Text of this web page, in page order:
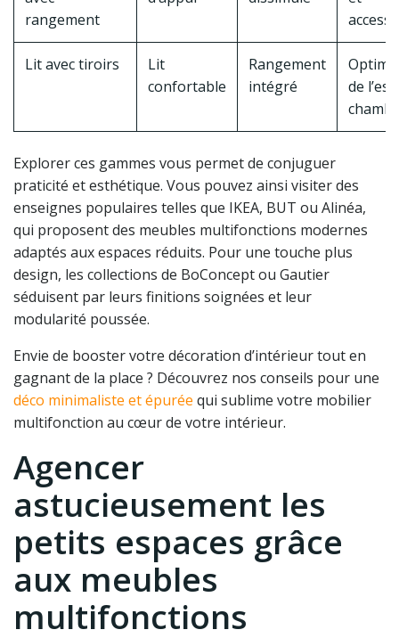
rangement
Lit avec tiroirs
Lit
confortable
Rangement
intégré
de
Explorer ces gammes vous permet de conjuguer
praticité et esthétique. Vous pouvez ainsi visiter des
enseignes populaires telles que IKEA, BUT ou Alinéa,
qui proposent des meubles multifonctions modernes
adaptés aux espaces réduits. Pour une touche plus
design, les collections de BoConcept ou Gautier
séduisent par leurs finitions soignées et leur
modularité poussée.
Envie de booster votre décoration d’intérieur tout en
gagnant de la place ? Découvrez nos conseils pour une
déco minimaliste et épurée qui sublime votre mobilier
multifonction au cœur de votre intérieur.
Agencer
astucieusement les
petits espaces grâce
aux meubles
multifonctions